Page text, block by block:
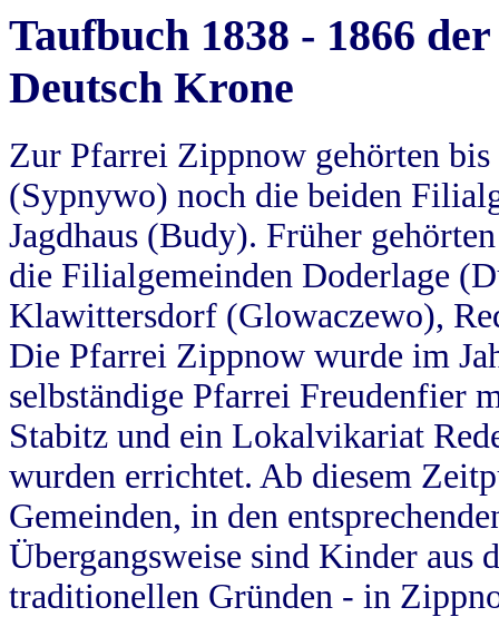
Taufbuch 1838 - 1866
Deutsch Krone
Zur Pfarrei Zippnow gehörten
(Sypnywo) noch die beiden
Jagdhaus (Budy). Früher
die Filialgemeinden Doderlage
Klawittersdorf (Glowaczewo),
Die Pfarrei Zippnow wurde im
selbständige Pfarrei Freudenfier
Stabitz und ein Lokalvikariat
wurden errichtet. Ab diesem
Gemeinden, in den
Übergangsweise sind Kinder aus
traditionellen Gründen - in